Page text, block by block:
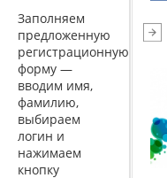
Заполняем
предложенную
регистрационную
форму —
вводим имя,
фамилию,
выбираем
логин и
нажимаем
кнопку